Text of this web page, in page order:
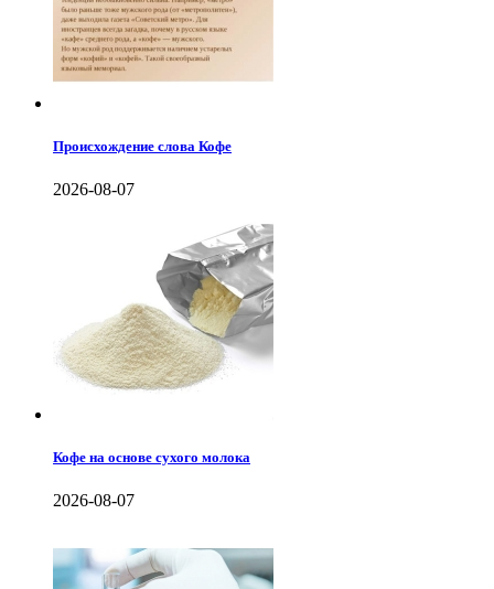
Происхождение слова Кофе
2026-08-07
Кофе на основе сухого молока
2026-08-07